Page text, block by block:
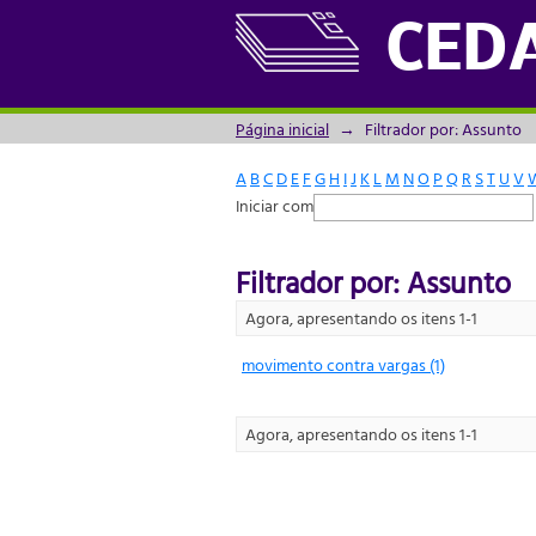
Filtrador por: Assunto
Página inicial → Filtrador por: Assunto
ABCDEFGH IJ KLM NOPQRSTUV
Iniciar com
Filtrador por: Assunto
Agora, apresentando os itens 1-1
movimento contra vargas (1)
Agora, apresentando os itens 1-1